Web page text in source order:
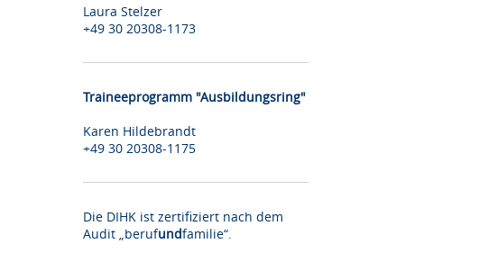
Laura Stelzer
+49 30 20308-1173
Traineeprogramm "Ausbildungsring"
Karen Hildebrandt
+49 30 20308-1175
Die DIHK ist zertifiziert nach dem
Audit „berufundfamilie“.